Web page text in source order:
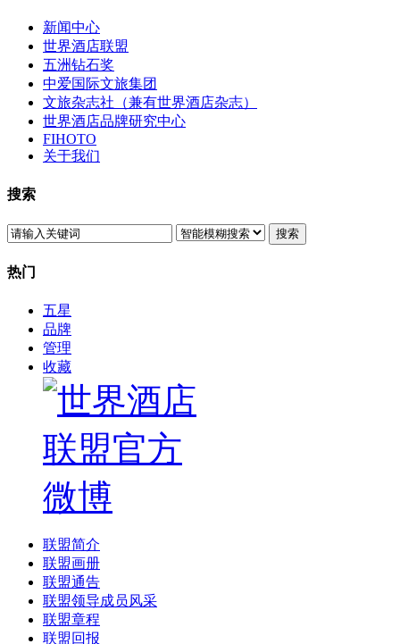
新闻中心
世界酒店联盟
五洲钻石奖
中爱国际文旅集团
文旅杂志社（兼有世界酒店杂志）
世界酒店品牌研究中心
FIHOTO
关于我们
搜索
搜索
热门
五星
品牌
管理
收藏
联盟简介
联盟画册
联盟通告
联盟领导成员风采
联盟章程
联盟回报